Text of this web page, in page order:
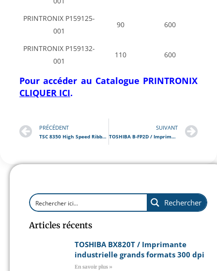
PRINTRONIX P159125-
001
90 600
PRINTRONIX P159132-
001
110 600
Pour accéder au Catalogue PRINTRONIX
CLIQUER ICI.
PRÉCÉDENT
TSC 8350 High Speed Ribbon / Ruban transfert thermique qualité Cire Premium Haute Vitesse
SUIVANT
TOSHIBA B-FP2D / Imprimante portable de tickets / étiquettes
Rechercher
Articles récents
TOSHIBA BX820T / Imprimante
industrielle grands formats 300 dpi
En savoir plus »